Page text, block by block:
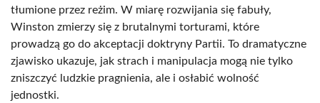
tłumione przez reżim. W miarę rozwijania się fabuły,
Winston zmierzy się z brutalnymi torturami, które
prowadzą go do akceptacji doktryny Partii. To dramatyczne
zjawisko ukazuje, jak strach i manipulacja mogą nie tylko
zniszczyć ludzkie pragnienia, ale i osłabić wolność
jednostki.